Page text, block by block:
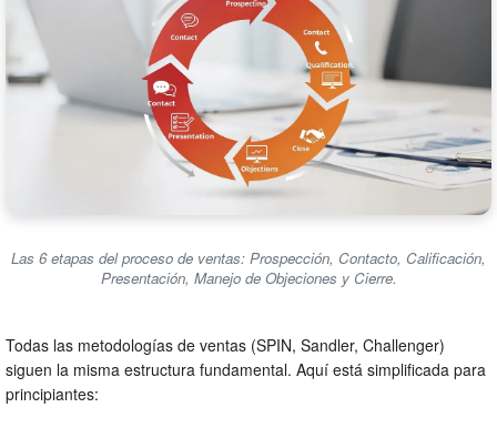
Las 6 etapas del proceso de ventas: Prospección, Contacto, Calificación,
Presentación, Manejo de Objeciones y Cierre.
Todas las metodologías de ventas (SPIN, Sandler, Challenger)
siguen la misma estructura fundamental. Aquí está simplificada para
principiantes: